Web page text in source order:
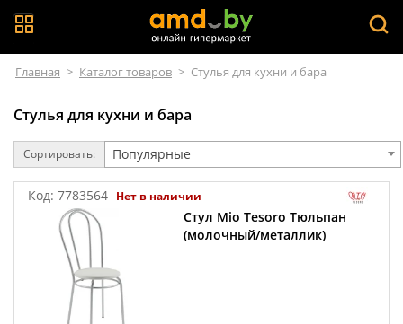
Главная > Каталог товаров > Стулья для кухни и бара
Стулья для кухни и бара
Сортировать: Популярные
Код: 7783564 Нет в наличии
Стул Mio Tesoro Тюльпан
(молочный/металлик)